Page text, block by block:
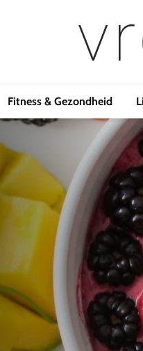
Fitness & Gezondheid